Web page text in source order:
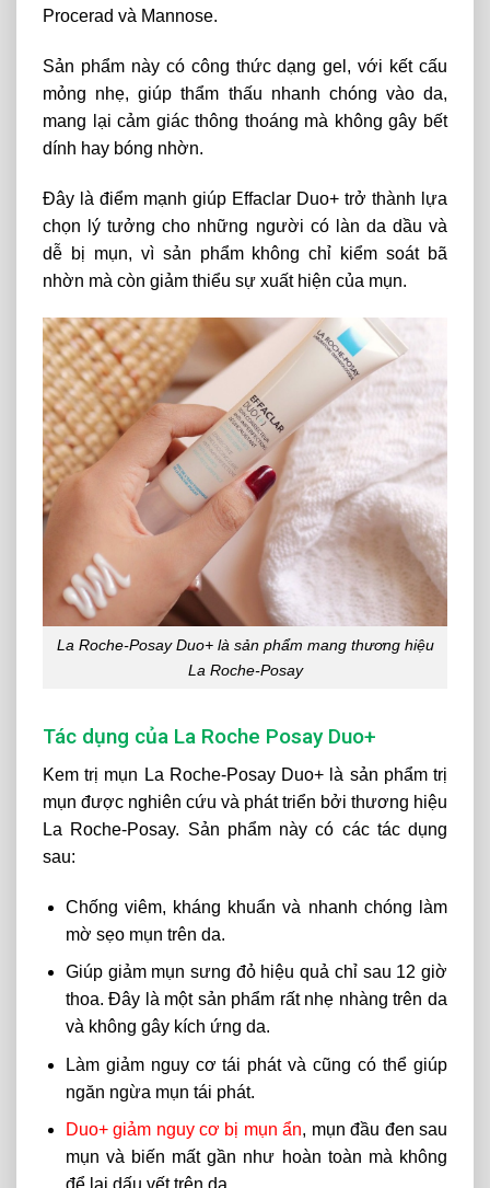
Procerad và Mannose.
Sản phẩm này có công thức dạng gel, với kết cấu
mỏng nhẹ, giúp thẩm thấu nhanh chóng vào da,
mang lại cảm giác thông thoáng mà không gây bết
dính hay bóng nhờn.
Đây là điểm mạnh giúp Effaclar Duo+ trở thành lựa
chọn lý tưởng cho những người có làn da dầu và
dễ bị mụn, vì sản phẩm không chỉ kiểm soát bã
nhờn mà còn giảm thiểu sự xuất hiện của mụn.
La Roche-Posay Duo+ là sản phẩm mang thương hiệu
La Roche-Posay
Tác dụng của La Roche Posay Duo+
Kem trị mụn La Roche-Posay Duo+ là sản phẩm trị
mụn được nghiên cứu và phát triển bởi thương hiệu
La Roche-Posay. Sản phẩm này có các tác dụng
sau:
Chống viêm, kháng khuẩn và nhanh chóng làm
mờ sẹo mụn trên da.
Giúp giảm mụn sưng đỏ hiệu quả chỉ sau 12 giờ
thoa. Đây là một sản phẩm rất nhẹ nhàng trên da
và không gây kích ứng da.
Làm giảm nguy cơ tái phát và cũng có thể giúp
ngăn ngừa mụn tái phát.
Duo+ giảm nguy cơ bị mụn ẩn, mụn đầu đen sau
mụn và biến mất gần như hoàn toàn mà không